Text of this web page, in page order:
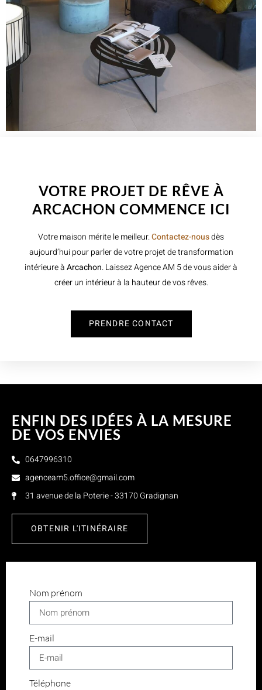
VOTRE PROJET DE RÊVE À
ARCACHON COMMENCE ICI
Votre maison mérite le meilleur.Contactez-nousdès
aujourd’hui pour parler de votre projet de transformation
intérieure àArcachon. Laissez Agence AM 5 de vous aider à
créer un intérieur à la hauteur de vos rêves.
PRENDRE CONTACT
ENFIN DES IDÉES À LA MESURE
DE VOS ENVIES
0647996310
agenceam5.office@gmail.com
31 avenue de la Poterie - 33170 Gradignan
OBTENIR L'ITINÉRAIRE
Nom prénom
E-mail
Téléphone